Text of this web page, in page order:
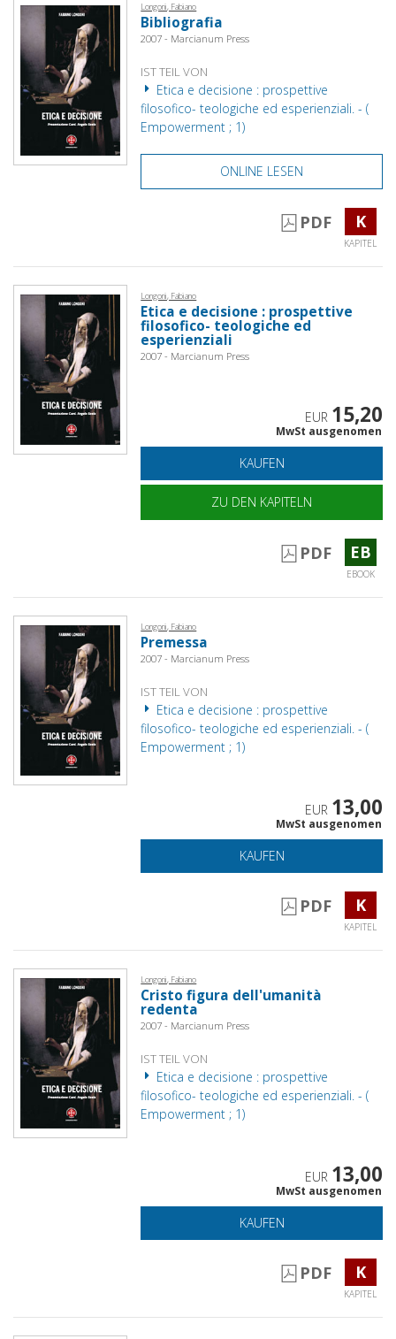
Longoni, Fabiano
Bibliografia
2007 - Marcianum Press
IST TEIL VON
Etica e decisione : prospettive
filosofico- teologiche ed esperienziali. - (
Empowerment ; 1)
ONLINE LESEN
PDF K
KAPITEL
Longoni, Fabiano
Etica e decisione : prospettive
filosofico- teologiche ed
esperienziali
2007 - Marcianum Press
EUR 15,20
MwSt ausgenomen
KAUFEN
ZU DEN KAPITELN
PDF EB
EBOOK
Longoni, Fabiano
Premessa
2007 - Marcianum Press
IST TEIL VON
Etica e decisione : prospettive
filosofico- teologiche ed esperienziali. - (
Empowerment ; 1)
EUR 13,00
MwSt ausgenomen
KAUFEN
PDF K
KAPITEL
Longoni, Fabiano
Cristo figura dell'umanità
redenta
2007 - Marcianum Press
IST TEIL VON
Etica e decisione : prospettive
filosofico- teologiche ed esperienziali. - (
Empowerment ; 1)
EUR 13,00
MwSt ausgenomen
KAUFEN
PDF K
KAPITEL